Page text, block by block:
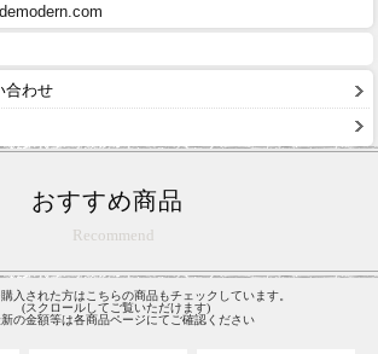
合わせ
おすすめ商品
Recommend
入された方はこちらの商品もチェックしています。
(スクロールしてご覧いただけます)
の金額等は各商品ページにてご確認ください